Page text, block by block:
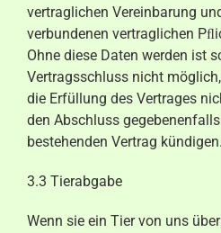
vertraglichen Vereinbarung
verbundenen vertraglichen
Ohne diese Daten werden ist
Vertragsschluss nicht
die Erfüllung des Vertrages
den Abschluss
bestehenden Vertrag kündigen.
3.3 Tierabgabe
Wenn sie ein Tier von uns